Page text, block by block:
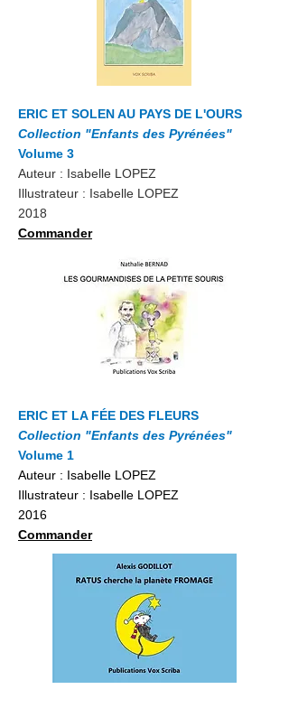
ERIC ET SOLEN AU PAYS DE L'OURS
Collection "Enfants des Pyrénées"
Volume 3
Auteur : Isabelle LOPEZ
Illustrateur : Isabelle LOPEZ
2018
Commander
ERIC ET LA FÉE DES FLEURS
Collection "Enfants des Pyrénées"
Volume 1
Auteur : Isabelle LOPEZ
Illustrateur : Isabelle LOPEZ
2016
Commander